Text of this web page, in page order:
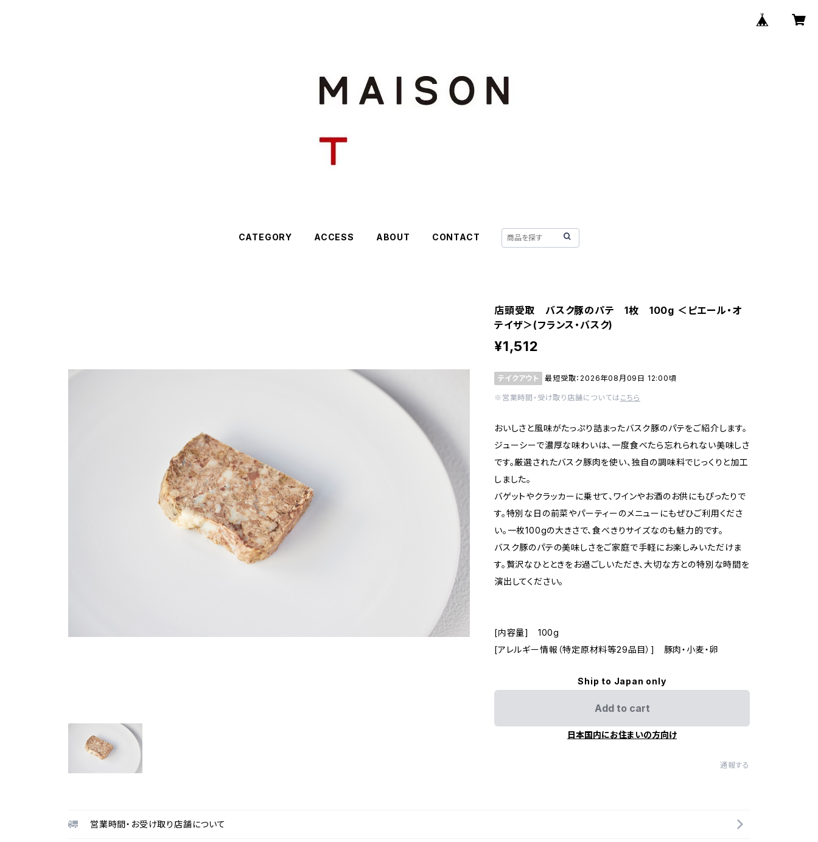
CATEGORY ACCESS ABOUT CONTACT
店頭受取 バスク豚のパテ 1枚 100g ＜ピエール・オ
テイザ＞(フランス・バスク)
¥1,512
テイクアウト 最短受取：2026年08月09日 12:00頃
※営業時間・受け取り店舗については こちら
おいしさと風味がたっぷり詰まったバスク豚のパテをご紹介します。
ジューシーで濃厚な味わいは、一度食べたら忘れられない美味しさ
です。厳選されたバスク豚肉を使い、独自の調味料でじっくりと加工
しました。
バゲットやクラッカーに乗せて、ワインやお酒のお供にもぴったりで
す。特別な日の前菜やパーティーのメニューにもぜひご利用くださ
い。一枚100gの大きさで、食べきりサイズなのも魅力的です。
バスク豚のパテの美味しさをご家庭で手軽にお楽しみいただけま
す。贅沢なひとときをお過ごしいただき、大切な方との特別な時間を
演出してください。
[内容量] 100g
[アレルギー情報（特定原材料等29品目）] 豚肉・小麦・卵
Ship to Japan only
Add to cart
日本国内にお住まいの方向け
通報する
営業時間・お受け取り店舗について